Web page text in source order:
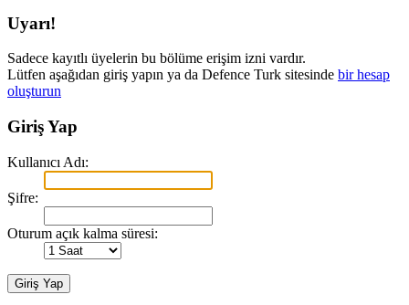
Uyarı!
Sadece kayıtlı üyelerin bu bölüme erişim izni vardır.
Lütfen aşağıdan giriş yapın ya da Defence Turk sitesinde bir hesap
oluşturun
Giriş Yap
Kullanıcı Adı:
Şifre:
Oturum açık kalma süresi: